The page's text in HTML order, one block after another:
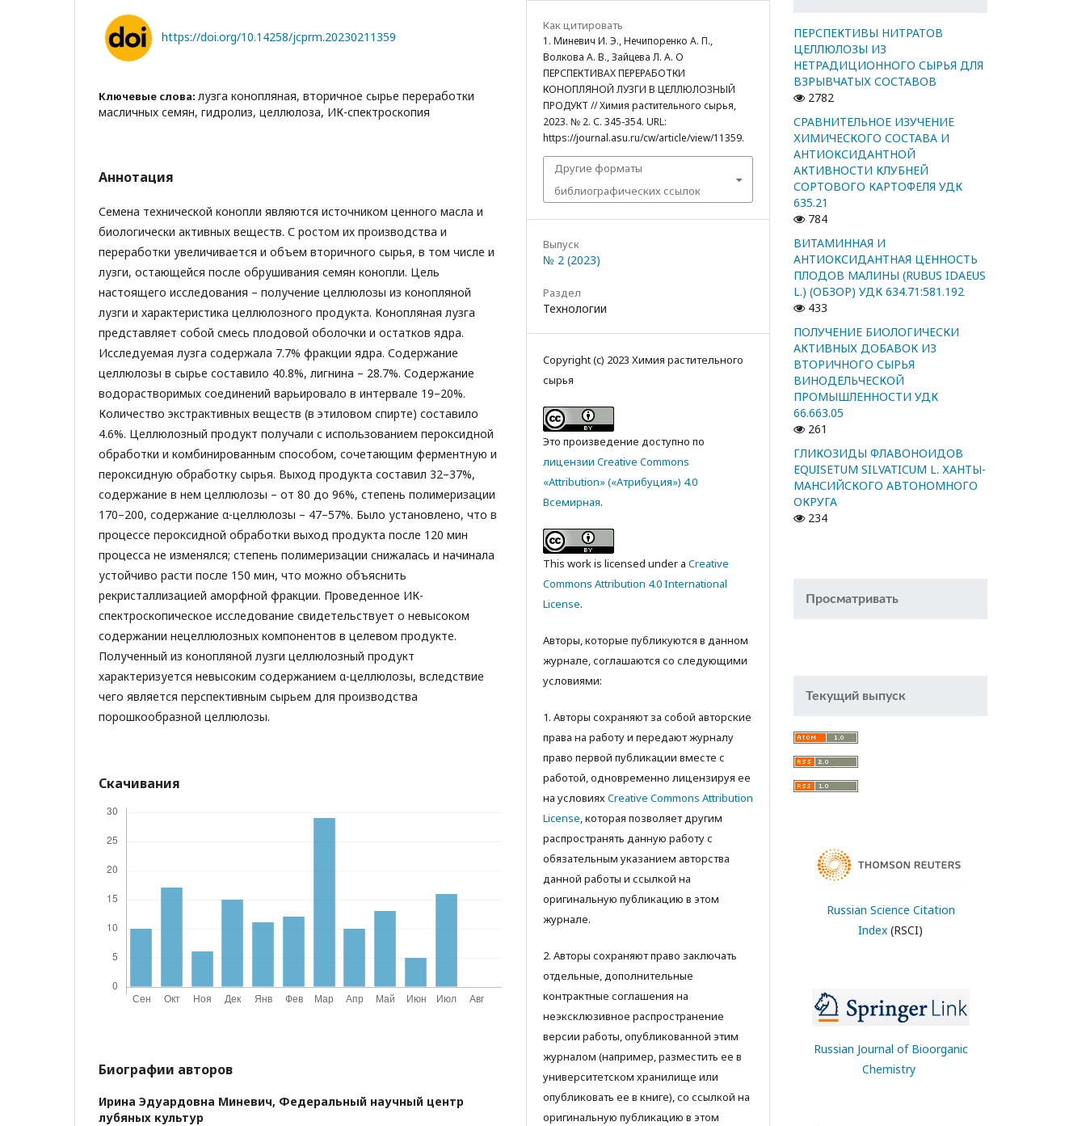
https://doi.org/10.14258/jcprm.20230211359
Ключевые слова: лузга конопляная, вторичное сырье переработки
масличных семян, гидролиз, целлюлоза, ИК-спектроскопия
Аннотация
Семена технической конопли являются источником ценного масла и
биологически активных веществ. С ростом их производства и
переработки увеличивается и объем вторичного сырья, в том числе и
лузги, остающейся после обрушивания семян конопли. Цель
настоящего исследования – получение целлюлозы из конопляной
лузги и характеристика целлюлозного продукта. Конопляная лузга
представляет собой смесь плодовой оболочки и остатков ядра.
Исследуемая лузга содержала 7.7% фракции ядра. Содержание
целлюлозы в сырье составило 40.8%, лигнина – 28.7%. Содержание
водорастворимых соединений варьировало в интервале 19–20%.
Количество экстрактивных веществ (в этиловом спирте) составило
4.6%. Целлюлозный продукт получали с использованием пероксидной
обработки и комбинированным способом, сочетающим ферментную и
пероксидную обработку сырья. Выход продукта составил 32–37%,
содержание в нем целлюлозы – от 80 до 96%, степень полимеризации
170–200, содержание α-целлюлозы – 47–57%. Было установлено, что в
процессе пероксидной обработки выход продукта после 120 мин
процесса не изменялся; степень полимеризации снижалась и начинала
устойчиво расти после 150 мин, что можно объяснить
рекристаллизацией аморфной фракции. Проведенное ИК-
спектроскопическое исследование свидетельствует о невысоком
содержании нецеллюлозных компонентов в целевом продукте.
Полученный из конопляной лузги целлюлозный продукт
характеризуется невысоким содержанием α-целлюлозы, вследствие
чего является перспективным сырьем для производства
порошкообразной целлюлозы.
Скачивания
Биографии авторов
Ирина Эдуардовна Миневич, Федеральный научный центр
лубяных культур
Как цитировать
1. Миневич И. Э., Нечипоренко А. П.,
Волкова А. В., Зайцева Л. А. О
ПЕРСПЕКТИВАХ ПЕРЕРАБОТКИ
КОНОПЛЯНОЙ ЛУЗГИ В ЦЕЛЛЮЛОЗНЫЙ
ПРОДУКТ // Химия растительного сырья,
2023. № 2. С. 345-354. URL:
https://journal.asu.ru/cw/article/view/11359.
Другие форматы
библиографических ссылок
Выпуск
№ 2 (2023)
Раздел
Технологии
Copyright (c) 2023 Химия растительного
сырья
Это произведение доступно по
лицензии Creative Commons
«Attribution» («Атрибуция») 4.0
Всемирная.
This work is licensed under a Creative
Commons Attribution 4.0 International
License.
Авторы, которые публикуются в данном
журнале, соглашаются со следующими
условиями:
1. Авторы сохраняют за собой авторские
права на работу и передают журналу
право первой публикации вместе с
работой, одновременно лицензируя ее
на условияхCreative Commons Attribution
License , которая позволяет другим
распространять данную работу с
обязательным указанием авторства
данной работы и ссылкой на
оригинальную публикацию в этом
журнале.
2. Авторы сохраняют право заключать
отдельные, дополнительные
контрактные соглашения на
неэксклюзивное распространение
версии работы, опубликованной этим
журналом (например, разместить ее в
университетском хранилище или
опубликовать ее в книге), со ссылкой на
оригинальную публикацию в этом
ПЕРСПЕКТИВЫ НИТРАТОВ
ЦЕЛЛЮЛОЗЫ ИЗ
НЕТРАДИЦИОННОГО СЫРЬЯ ДЛЯ
ВЗРЫВЧАТЫХ СОСТАВОВ
2782
СРАВНИТЕЛЬНОЕ ИЗУЧЕНИЕ
ХИМИЧЕСКОГО СОСТАВА И
АНТИОКСИДАНТНОЙ
АКТИВНОСТИ КЛУБНЕЙ
СОРТОВОГО КАРТОФЕЛЯ УДК
635.21
784
ВИТАМИННАЯ И
АНТИОКСИДАНТНАЯ ЦЕННОСТЬ
ПЛОДОВ МАЛИНЫ (RUBUS IDAEUS
L.) (ОБЗОР) УДК 634.71:581.192
433
ПОЛУЧЕНИЕ БИОЛОГИЧЕСКИ
АКТИВНЫХ ДОБАВОК ИЗ
ВТОРИЧНОГО СЫРЬЯ
ВИНОДЕЛЬЧЕСКОЙ
ПРОМЫШЛЕННОСТИ УДК
66.663.05
261
ГЛИКОЗИДЫ ФЛАВОНОИДОВ
EQUISETUM SILVATICUM L. ХАНТЫ-
МАНСИЙСКОГО АВТОНОМНОГО
ОКРУГА
234
Просматривать
Текущий выпуск
Russian Science Citation
Index (RSCI)
Russian Journal of Bioorganic
Chemistry